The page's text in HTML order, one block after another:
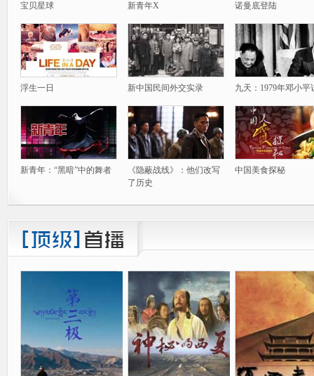
宝贝星球 新青年X 诺曼底登陆
浮生一日 新中国民间外交实录 九天：1979年邓小平
新青年：“黑暗”中的舞者
《隐蔽战线》：他们改写
了历史
中国美食探秘